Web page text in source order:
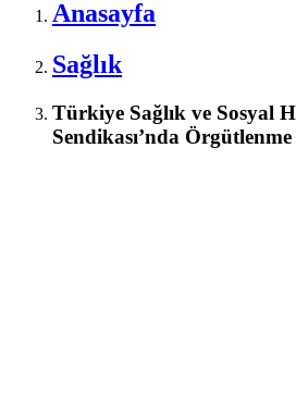
Anasayfa
Sağlık
Türkiye Sağlık ve Sosyal
Sendikası’nda Örgütlenme